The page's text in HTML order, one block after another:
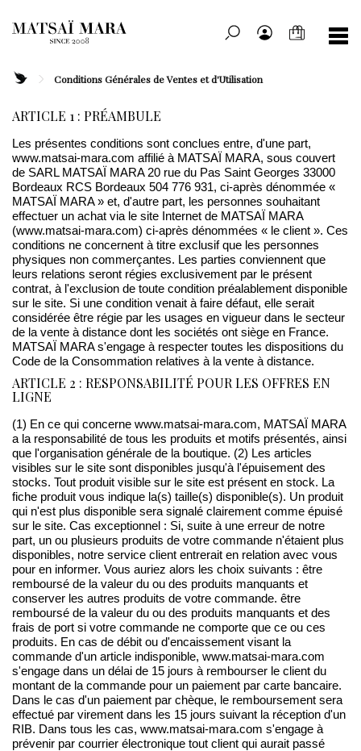
Conditions Générales de Ventes et d'Utilisation
ARTICLE 1 : PRÉAMBULE
Les présentes conditions sont conclues entre, d'une part,
www.matsai-mara.com affilié à MATSAÏ MARA, sous couvert
de SARL MATSAÏ MARA 20 rue du Pas Saint Georges 33000
Bordeaux RCS Bordeaux 504 776 931, ci-après dénommée «
MATSAÏ MARA » et, d'autre part, les personnes souhaitant
effectuer un achat via le site Internet de MATSAÏ MARA
(www.matsai-mara.com) ci-après dénommées « le client ». Ces
conditions ne concernent à titre exclusif que les personnes
physiques non commerçantes. Les parties conviennent que
leurs relations seront régies exclusivement par le présent
contrat, à l'exclusion de toute condition préalablement disponible
sur le site. Si une condition venait à faire défaut, elle serait
considérée être régie par les usages en vigueur dans le secteur
de la vente à distance dont les sociétés ont siège en France.
MATSAÏ MARA s'engage à respecter toutes les dispositions du
Code de la Consommation relatives à la vente à distance.
ARTICLE 2 : RESPONSABILITÉ POUR LES OFFRES EN
LIGNE
(1) En ce qui concerne www.matsai-mara.com, MATSAÏ MARA
a la responsabilité de tous les produits et motifs présentés, ainsi
que l'organisation générale de la boutique. (2) Les articles
visibles sur le site sont disponibles jusqu'à l'épuisement des
stocks. Tout produit visible sur le site est présent en stock. La
fiche produit vous indique la(s) taille(s) disponible(s). Un produit
qui n'est plus disponible sera signalé clairement comme épuisé
sur le site. Cas exceptionnel : Si, suite à une erreur de notre
part, un ou plusieurs produits de votre commande n'étaient plus
disponibles, notre service client entrerait en relation avec vous
pour en informer. Vous auriez alors les choix suivants : être
remboursé de la valeur du ou des produits manquants et
conserver les autres produits de votre commande. être
remboursé de la valeur du ou des produits manquants et des
frais de port si votre commande ne comporte que ce ou ces
produits. En cas de débit ou d'encaissement visant la
commande d'un article indisponible, www.matsai-mara.com
s'engage dans un délai de 15 jours à rembourser le client du
montant de la commande pour un paiement par carte bancaire.
Dans le cas d'un paiement par chèque, le remboursement sera
effectué par virement dans les 15 jours suivant la réception d'un
RIB. Dans tous les cas, www.matsai-mara.com s'engage à
prévenir par courrier électronique tout client qui aurait passé